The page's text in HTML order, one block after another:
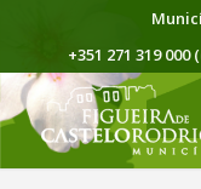
+351 271 319